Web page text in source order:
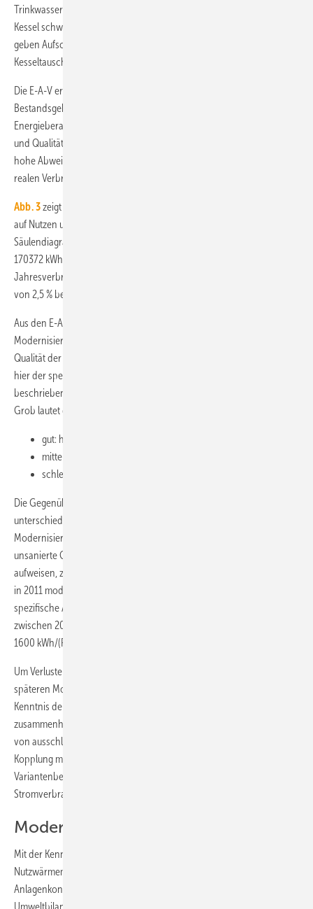
Trinkwassererwärmung verursacht. Die Jahresnutzungsgrade der
Kessel schwanken zwischen 74 und 94 %
geben Aufschluss über ein wirtschaftliches Potenzial zum
Kesseltausch.
Die E-A-V ersetzt die rechnerische Energiebedarfsbilanz von
Bestandsgebäuden und Anlagentechnik, die bisher von Planern und
Energieberatern meist mit hohem Zeitaufwand zur Bauteilaufnahme
und Qualitätsabschätzung eingesetzt wird – und trotzdem im Ergebnis
hohe Abweichungen zwischen gerechneten ­Bedarfswerten und
realen Verbrauchswerten aufweist [2].
Abb. 3 zeigt die Aufteilung der gesamten Endenergie eines Gebäudes
auf Nutzen und Verluste für Raumheizung und Trinkwarmwasser. Das
Säulendiagramm zeigt einen jährlichen Wärmebedarf laut E-A-V von
170372 kWh/a. Der tatsächliche witterungskorrigierte
Jahresverbrauch liegt bei 165900 kWh/a. Die geringe Abweichung
von 2,5 % bestätigt die Genauigkeit des Verfahrens.
Aus den E-A-Vs verschiedener Gebäude kann die durch energetische
Modernisierungsmaßnahmen an der Gebäudehülle verbesserte
Qualität der Bausubstanz nachvollzogen werden. Kennzeichnend ist
hier der spezifische Wärmeverlustkoeffizient „h“, der dem zuvor
beschriebenen „H“ bezogen auf die jeweilige Wohnfläche entspricht.
Grob lautet die Bewertung:
gut: h < 1,0 W/(m
mittel: 1,0 < h < 1,5 W/(m
schlecht: h> 1,5 W/(m
Die Gegenüberstellung weiterer E-A-Vs zeigt die Resultate der nach
unterschiedlichen Standards durchgeführten energetischen
Modernisierungsmaßnahmen an der Gebäudehülle. Während
unsanierte Gebäude einen typischen Kennwert h von über 2 W/(m
aufweisen, zeichnet sich ein klarer Trend für in 2000 beziehungsweise
in 2011 modernisierte Gebäude mit 1,2 bzw. 1,0 W/(m
spezifische Aufwand für die Trinkwassererwärmung liegt typisch
zwischen 20 bis 45 kWh/(m
1600 kWh/(Pers a).
Um Verluste der Raumwärme- bzw. Warmwasserverteilung für die
späteren Modernisierungsvorschläge korrekt zuzuordnen, ist die
Kenntnis der Lage des Wärmeerzeugers und die damit
zusammenhängende Heizwasser- und Trinkwarmwasser-Verteilung
von ausschlaggebender Bedeutung [3]. Da das Thema Kraft-Wärme-
Kopplung mit Eigenstromnutzung ebenfalls Teil der
Variantenbetrachtung ist, muss im gleichen Zuge auch der derzeitige
Stromverbrauch herangezogen werden.
Modernisierungsvarianten
Mit der Kenntnis über realistisch in Zukunft zu erwartende
Nutzwärmemengen können in einem Variantenvergleich neue
Anlagenkonstellationen technisch, wirtschaftlich und in ihrer